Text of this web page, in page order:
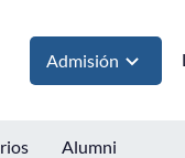
Admisión
Alumni